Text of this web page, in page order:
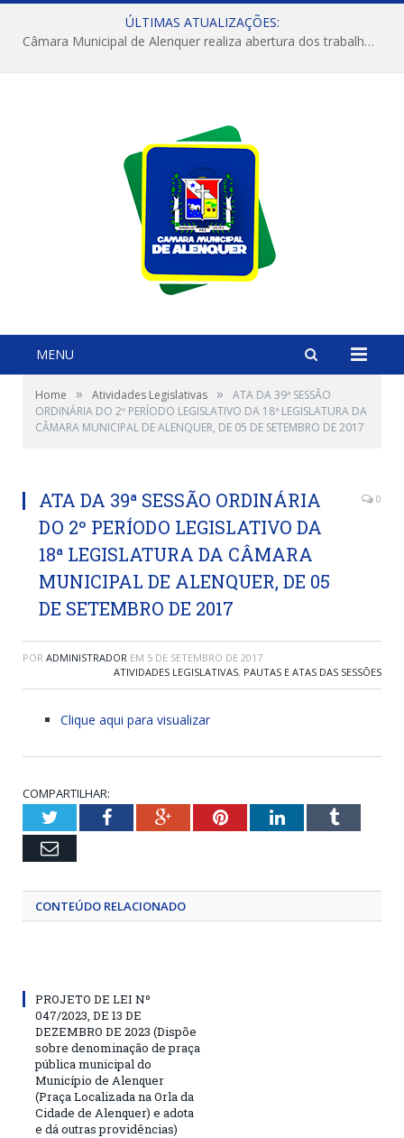
ÚLTIMAS ATUALIZAÇÕES:
Câmara Municipal de Alenquer realiza abertura dos trabalhos do 4º Período Legislativo
MENU
Home » Atividades Legislativas »
ATA DA 39ª SESSÃO
ORDINÁRIA DO 2º PERÍODO LEGISLATIVO DA 18ª LEGISLATURA DA
CÂMARA MUNICIPAL DE ALENQUER, DE 05 DE SETEMBRO DE 2017
ATA DA 39ª SESSÃO ORDINÁRIA
DO 2º PERÍODO LEGISLATIVO DA
18ª LEGISLATURA DA CÂMARA
MUNICIPAL DE ALENQUER, DE 05
DE SETEMBRO DE 2017
0
POR ADMINISTRADOR EM 5 DE SETEMBRO DE 2017
ATIVIDADES LEGISLATIVAS, PAUTAS E ATAS DAS SESSÕES
Clique aqui para visualizar
COMPARTILHAR:
TwitterFacebookGoogle+PinterestLinkedInTumblr
Email
CONTEÚDO RELACIONADO
PROJETO DE LEI Nº
047/2023, DE 13 DE
DEZEMBRO DE 2023 (Dispõe
sobre denominação de praça
pública municipal do
Município de Alenquer
(Praça Localizada na Orla da
Cidade de Alenquer) e adota
e dá outras providências)